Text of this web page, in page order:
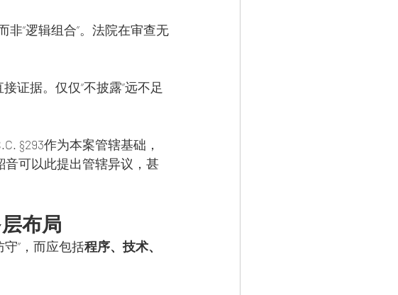
非“逻辑组合”。法院在审查无
证据。仅仅“不披露”远不足
§293作为本案管辖基础，
音可以此提出管辖异议，甚
布局
”，而应包括程序、技术、